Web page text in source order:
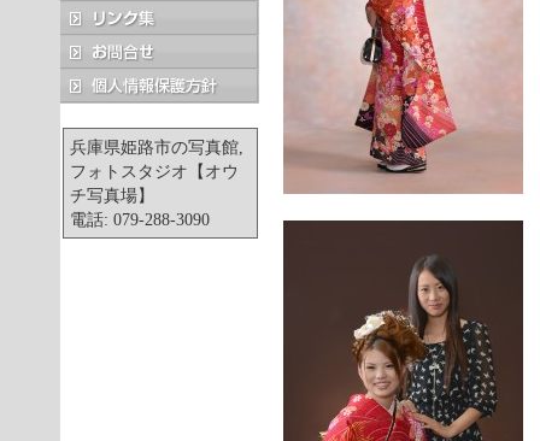
兵庫県姫路市の写真館,
フォトスタジオ【オウ
チ写真場】
電話: 079-288-3090